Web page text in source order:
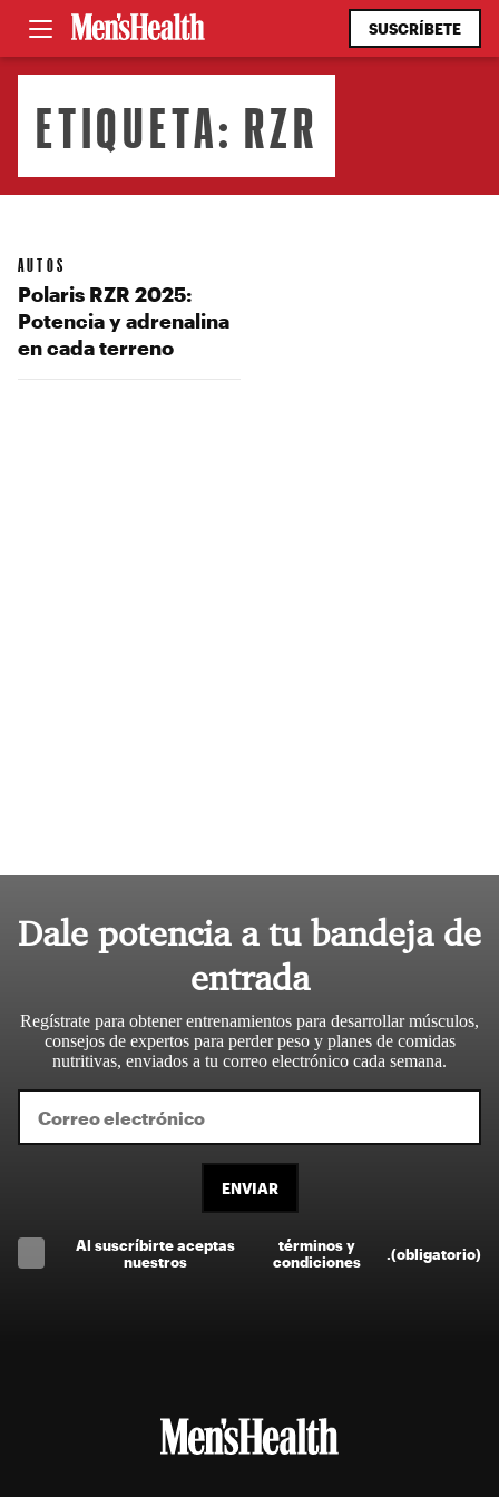
SUSCRÍBETE
ETIQUETA: RZR
AUTOS
Polaris RZR 2025:
Potencia y adrenalina
en cada terreno
Dale potencia a tu bandeja de
entrada
Regístrate para obtener entrenamientos para desarrollar músculos,
consejos de expertos para perder peso y planes de comidas
nutritivas, enviados a tu correo electrónico cada semana.
ENVIAR
Al suscríbirte aceptas
nuestros
términos y
condiciones
(obligatorio)